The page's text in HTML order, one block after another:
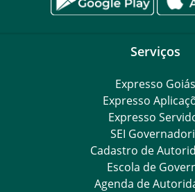
Serviços
Expresso Goiás
Expresso
Expresso
SEI
Cadastro de
Escola de
Agenda de